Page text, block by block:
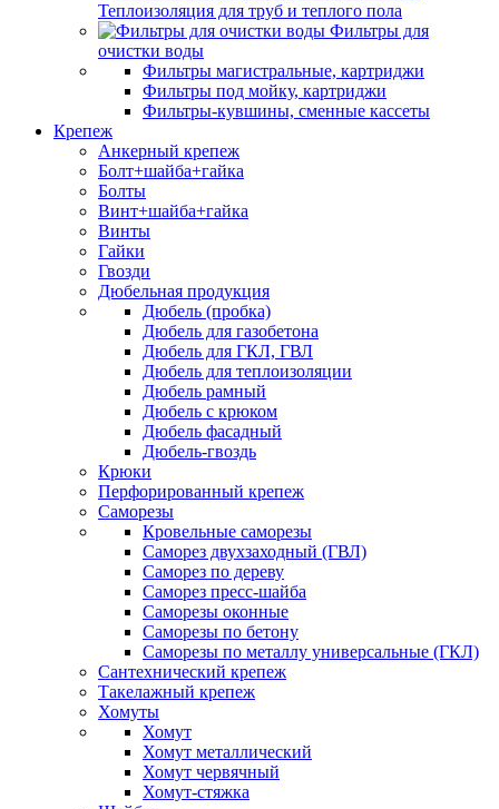
Теплоизоляция для труб и теплого пола
Фильтры для
очистки воды
Фильтры магистральные, картриджи
Фильтры под мойку, картриджи
Фильтры-кувшины, сменные кассеты
Крепеж
Анкерный крепеж
Болт+шайба+гайка
Болты
Винт+шайба+гайка
Винты
Гайки
Гвозди
Дюбельная продукция
Дюбель (пробка)
Дюбель для газобетона
Дюбель для ГКЛ, ГВЛ
Дюбель для теплоизоляции
Дюбель рамный
Дюбель с крюком
Дюбель фасадный
Дюбель-гвоздь
Крюки
Перфорированный крепеж
Саморезы
Кровельные саморезы
Саморез двухзаходный (ГВЛ)
Саморез по дереву
Саморез пресс-шайба
Саморезы оконные
Саморезы по бетону
Саморезы по металлу универсальные (ГКЛ)
Сантехнический крепеж
Такелажный крепеж
Хомуты
Хомут
Хомут металлический
Хомут червячный
Хомут-стяжка